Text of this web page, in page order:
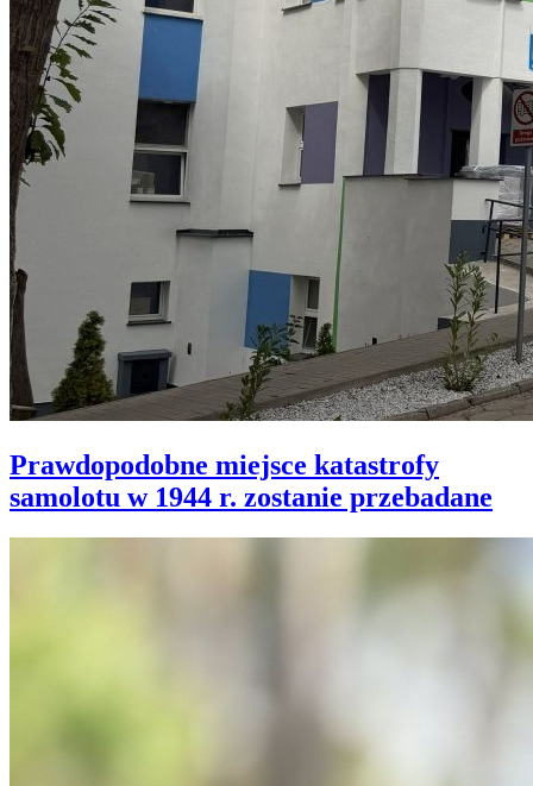
Prawdopodobne miejsce katastrofy
samolotu w 1944 r. zostanie przebadane